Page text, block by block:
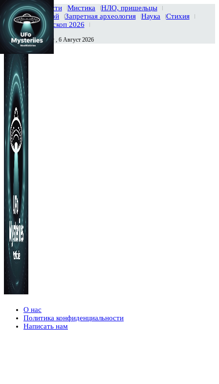
Главная Новости Мистика
НЛО, пришельцы
Тайны вселенной
Запретная археология Наука
Стихия
История
Гороскоп 2026
Сегодня Четверг , 6 Август 2026
О нас
Политика конфиденциальности
Написать нам